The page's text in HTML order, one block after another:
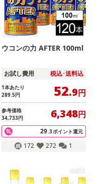
ウコンの力 AFTER 100ml
お試し費用 税込･送料込
1本あたり
289.5円 52.9円
参考価格
34,733円 6,348円
29.3ポイント還元
172 272 1